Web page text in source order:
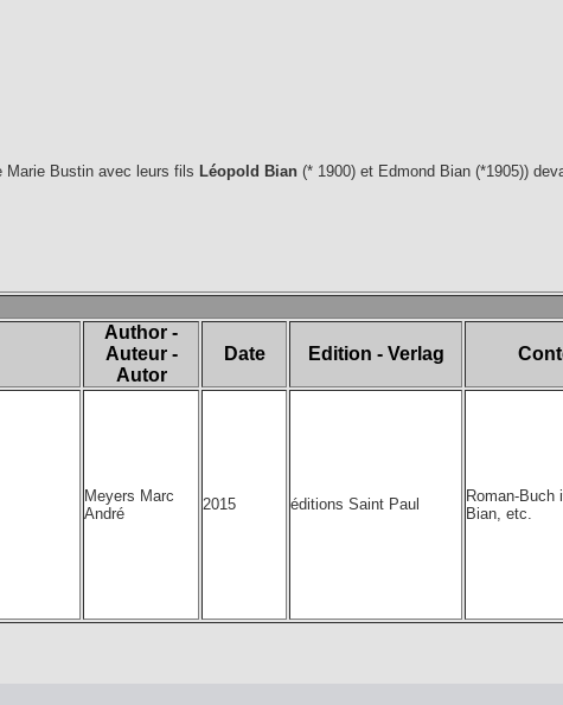
Marie Bustin avec leurs fils Léopold Bian (* 1900) et Edmond Bian (*1905))
Author -
Auteur -
Autor
Date Edition - Verlag
Meyers Marc
André
2015 éditions Saint Paul Roman-Buch
Bian, etc.